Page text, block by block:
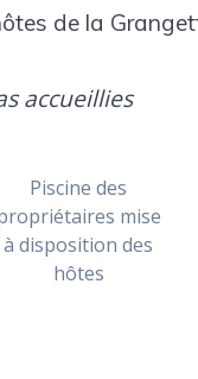
de la
accueillies
Piscine des
mise
à disposition des
hôtes